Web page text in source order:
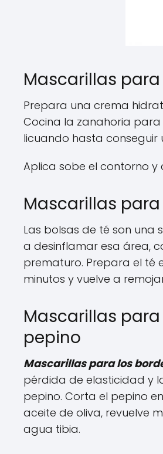
Mascarillas
Prepara una crema
Cocina la zanahoria
licuando hasta
Aplica sobe el contorno
Mascarillas
Las bolsas de té son
a desinflamar esa área,
prematuro. Prepara el té
minutos y vuelve a
Mascarillas
pepino
Mascarillas para los
pérdida de elasticidad y
pepino. Corta el pepino
aceite de oliva, revuelve
agua tibia.